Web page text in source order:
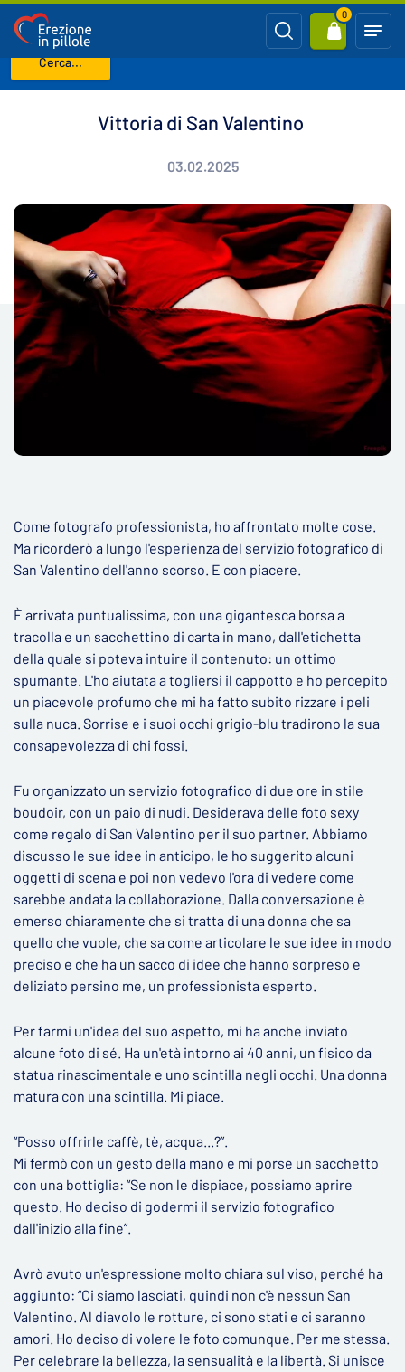
Cerca...
0
Benvenuto Blog
Vittoria di San Valentino
03.02.2025
Come fotografo professionista, ho affrontato molte cose.
Ma ricorderò a lungo l'esperienza del servizio fotografico di
San Valentino dell'anno scorso. E con piacere.
È arrivata puntualissima, con una gigantesca borsa a
tracolla e un sacchettino di carta in mano, dall'etichetta
della quale si poteva intuire il contenuto: un ottimo
spumante. L'ho aiutata a togliersi il cappotto e ho percepito
un piacevole profumo che mi ha fatto subito rizzare i peli
sulla nuca. Sorrise e i suoi occhi grigio-blu tradirono la sua
consapevolezza di chi fossi.
Fu organizzato un servizio fotografico di due ore in stile
boudoir, con un paio di nudi. Desiderava delle foto sexy
come regalo di San Valentino per il suo partner. Abbiamo
discusso le sue idee in anticipo, le ho suggerito alcuni
oggetti di scena e poi non vedevo l'ora di vedere come
sarebbe andata la collaborazione. Dalla conversazione è
emerso chiaramente che si tratta di una donna che sa
quello che vuole, che sa come articolare le sue idee in modo
preciso e che ha un sacco di idee che hanno sorpreso e
deliziato persino me, un professionista esperto.
Per farmi un'idea del suo aspetto, mi ha anche inviato
alcune foto di sé. Ha un'età intorno ai 40 anni, un fisico da
statua rinascimentale e uno scintilla negli occhi. Una donna
matura con una scintilla. Mi piace.
“Posso offrirle caffè, tè, acqua...?”.
Mi fermò con un gesto della mano e mi porse un sacchetto
con una bottiglia: “Se non le dispiace, possiamo aprire
questo. Ho deciso di godermi il servizio fotografico
dall'inizio alla fine”.
Avrò avuto un'espressione molto chiara sul viso, perché ha
aggiunto: “Ci siamo lasciati, quindi non c'è nessun San
Valentino. Al diavolo le rotture, ci sono stati e ci saranno
amori. Ho deciso di volere le foto comunque. Per me stessa.
Per celebrare la bellezza, la sensualità e la libertà. Si unisce